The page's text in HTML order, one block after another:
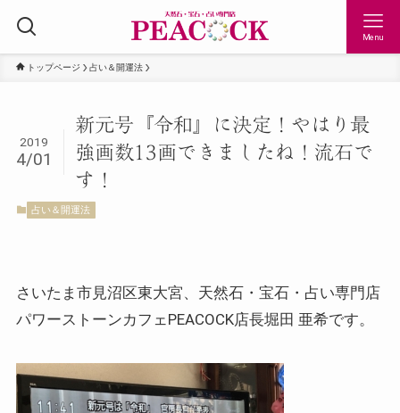
Menu
トップページ 占い＆開運法
新元号『令和』に決定！やはり最
強画数13画できましたね！流石で
す！
2019
4/01
占い＆開運法
さいたま市見沼区東大宮、天然石・宝石・占い専門店
パワーストーンカフェPEACOCK店長堀田 亜希です。